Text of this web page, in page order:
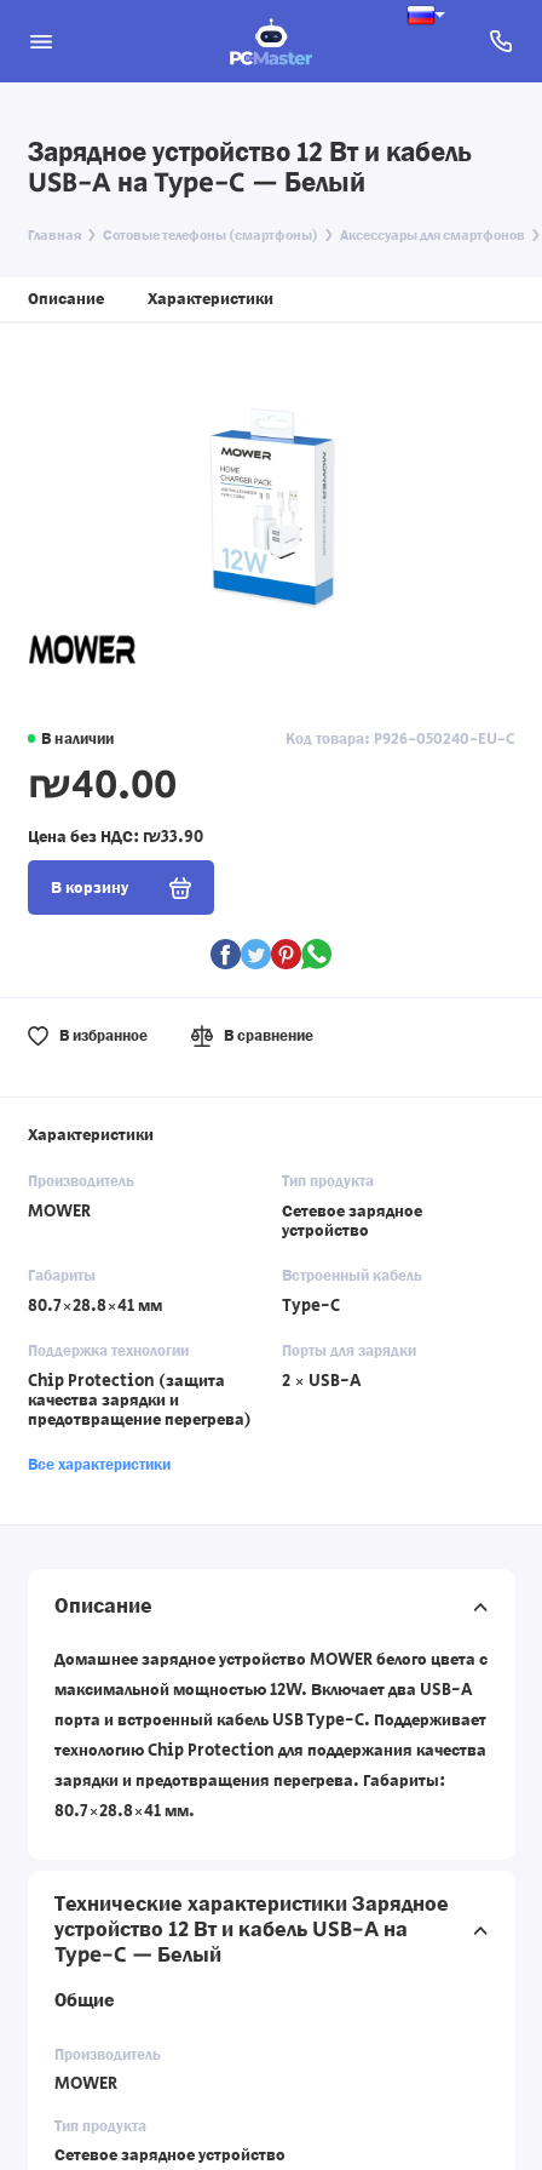
Зарядное устройство 12 Вт и кабель
USB-A на Type-C — Белый
Главная Сотовые телефоны (смартфоны) Аксессуары для смартфонов
Описание Характеристики
В наличии Код товара: P926-050240-EU-C
₪40.00
Цена без НДС: ₪33.90
В корзину
В избранное В сравнение
Характеристики
Производитель
MOWER
Тип продукта
Сетевое зарядное
устройство
Габариты
80.7×28.8×41 мм
Встроенный кабель
Type-C
Поддержка технологии
Chip Protection (защита
качества зарядки и
предотвращение перегрева)
Порты для зарядки
2 × USB-A
Все характеристики
Описание
Домашнее зарядное устройство MOWER белого цвета с
максимальной мощностью 12W. Включает два USB-A
порта и встроенный кабель USB Type-C. Поддерживает
технологию Chip Protection для поддержания качества
зарядки и предотвращения перегрева. Габариты:
80.7×28.8×41 мм.
Технические характеристики Зарядное
устройство 12 Вт и кабель USB-A на
Type-C — Белый
Общие
Производитель
MOWER
Тип продукта
Сетевое зарядное устройство